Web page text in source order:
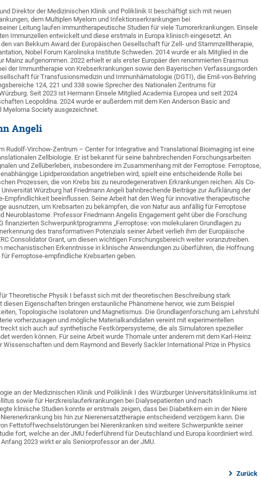
Direktor der Medizinischen Klinik und Poliklinik II beschäftigt sich mit neuen
dem Multiplen Myelom und Infektionserkrankungen bei
Leitung laufen immuntherapeutische Studien für viele Tumorerkrankungen. Einsele
Immunzellen entwickelt und diese erstmals in Europa klinisch eingesetzt. An
van Bekkum Award der Europäischen Gesellschaft für Zell- und Stammzelltherapie,
Nobel Forum Karolinska Institute Schweden. 2014 wurde er als Mitglied in die
aufgenommen. 2022 erhielt er als erster Europäer den renommierten Erasmus
der Immuntherapie von Krebserkrankungen sowie den Bayerischen Verfassungsorden
für Transfusionsmedizin und Immunhämatologie (DGTI), die Emil-von-Behring
124, 221 und 338 sowie Sprecher des Nationalen Zentrums für
Seit 2023 ist Hermann Einsele Mitglied Academia Europea und seit 2024
Leopoldina. 2024 wurde er außerdem mit dem Ken Anderson Basic and
Society ausgezeichnet.
Angeli
Rudolf-Virchow-Zentrum – Center for Integrative and Translational Bioimaging ist eine
Zellbiologie. Er ist bekannt für seine bahnbrechenden Forschungsarbeiten
und Zellüberleben, insbesondere im Zusammenhang mit der Ferroptose. Ferroptose,
Lipidperoxidation angetrieben wird, spielt eine entscheidende Rolle bei
Prozessen, die von Krebs bis zu neurodegenerativen Erkrankungen reichen. Als Co-
Würzburg hat Friedmann Angeli bahnbrechende Beiträge zur Aufklärung der
beeinflussen. Seine Arbeit hat den Weg für innovative therapeutische
ausnutzen, um Krebsarten zu bekämpfen, die von Natur aus anfällig für Ferroptose
Neuroblastome. Professor Friedmann Angelis Engagement geht über die Forschung
finanzierten Schwerpunktprogramms „Ferroptose: von molekularen Grundlagen zu
des transformativen Potenzials seiner Arbeit verlieh ihm der Europäische
Consolidator Grant, um diesen wichtigen Forschungsbereich weiter voranzutreiben.
mechanistischen Erkenntnisse in klinische Anwendungen zu überführen, die Hoffnung
Ferroptose-empfindliche Krebsarten geben.
Theoretische Physik I befasst sich mit der theoretischen Beschreibung stark
Eigenschaften bringen erstaunliche Phänomene hervor, wie zum Beispiel
Topologische Isolatoren und Magnetismus. Die Grundlagenforschung am Lehrstuhl
vorherzusagen und mögliche Materialkandidaten vereint mit experimentellen
sich auch auf synthetische Festkörpersysteme, die als Simulatoren spezieller
werden können. Für seine Arbeit wurde Thomale unter anderem mit dem Karl-Heinz
und dem Raymond and Beverly Sackler International Prize in Physics
an der Medizinischen Klinik und Poliklinik I des Würzburger Universitätsklinikums ist
sowie für Herzkreislauferkrankungen bei Dialysepatienten und nach
klinische Studien konnte er erstmals zeigen, dass bei Diabetikern ein in der Niere
bis hin zur Nierenersatztherapie entscheidend verzögern kann. Die
Fettstoffwechselstörungen bei Nierenkranken sind weitere Schwerpunkte seiner
fort, welche an der JMU federführend für Deutschland und Europa koordiniert wird.
2023 wirkt er als Seniorprofessor an der JMU.
Zurück